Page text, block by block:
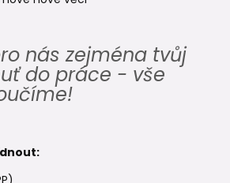
nás zejména tvůj
do práce - vše